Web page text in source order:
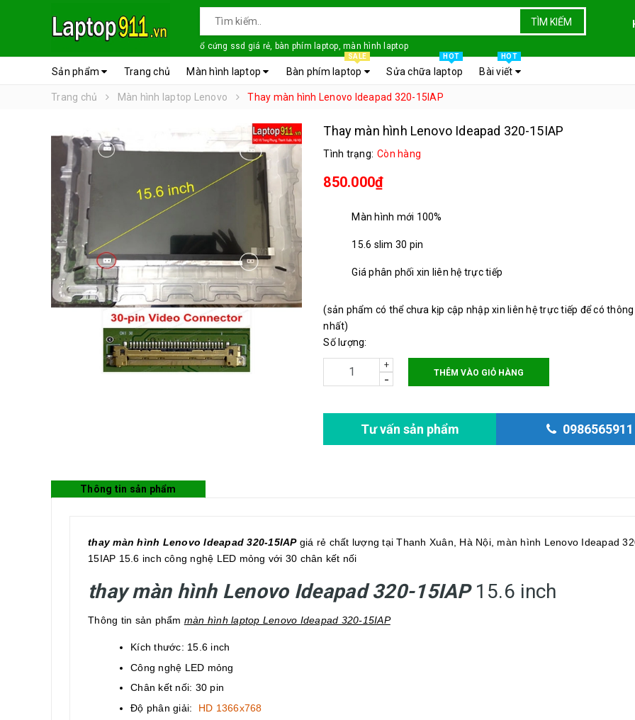
TÌM KIẾM
ổ cứng ssd giá rẻ, bàn phím laptop, màn hình laptop
Sản phẩm Trang chủ Màn hình laptop Bàn phím laptop
SALE
Sửa chữa laptop
HOT
Bài viết
HOT
Trang chủ Màn hình laptop Lenovo Thay màn hình Lenovo Ideapad 320-15IAP
Thay màn hình Lenovo Ideapad 320-15IAP
Tình trạng: Còn hàng
850.000₫
Màn hình mới 100%
15.6 slim 30 pin
Giá phân phối xin liên hệ trực tiếp
(sản phẩm có thể chưa kịp cập nhập xin liên hệ trực tiếp để có
nhất)
Số lượng:
+
- THÊM VÀO GIỎ HÀNG
Tư vấn sản phẩm 0986565911
Thông tin sản phẩm
thay màn hình Lenovo Ideapad 320-15IAPgiá rẻ chất lượng tại Thanh Xuân, Hà Nội, màn hình Lenovo Ideapad
15IAP 15.6 inch công nghệ LED mỏng với 30 chân kết nối
thay màn hình Lenovo Ideapad 320-15IAP15.6 inch
Thông tin sản phẩm màn hình laptop Lenovo Ideapad 320-15IAP
Kích thước: 15.6 inch
Công nghệ LED mỏng
Chân kết nối: 30 pin
Độ phân giải: HD 1366x768